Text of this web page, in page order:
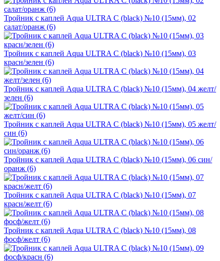
Тройник с каплей Aqua ULTRA C (black) №10 (15мм), 02
салат/оранж (6)
Тройник с каплей Aqua ULTRA C (black) №10 (15мм), 03
красн/зелен (6)
Тройник с каплей Aqua ULTRA C (black) №10 (15мм), 04 желт/
зелен (6)
Тройник с каплей Aqua ULTRA C (black) №10 (15мм), 05 желт/
син (6)
Тройник с каплей Aqua ULTRA C (black) №10 (15мм), 06 син/
оранж (6)
Тройник с каплей Aqua ULTRA C (black) №10 (15мм), 07
красн/желт (6)
Тройник с каплей Aqua ULTRA C (black) №10 (15мм), 08
фосф/желт (6)